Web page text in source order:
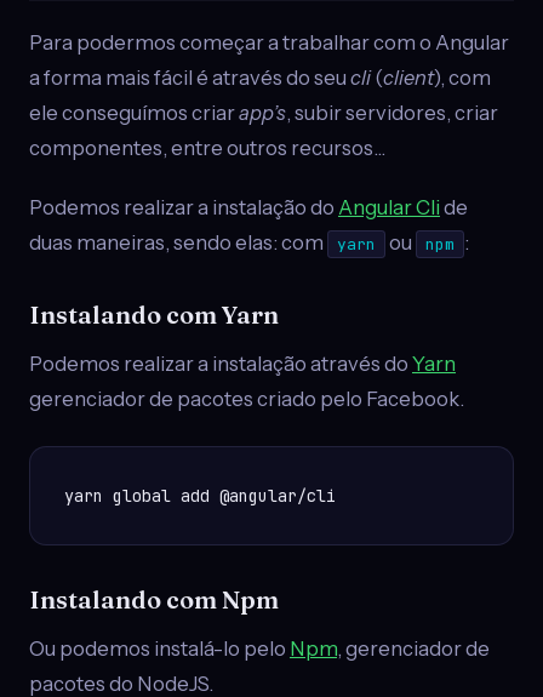
Para podermos começar a trabalhar com o Angular
a forma mais fácil é através do seu cli(client), com
ele conseguímos criarapp’s, subir servidores, criar
componentes, entre outros recursos…
Podemos realizar a instalação do Angular Cli de
duas maneiras, sendo elas: com
yarn ou npm :
Instalando com Yarn
Podemos realizar a instalação através do Yarn
gerenciador de pacotes criado pelo Facebook.
yarn global add @angular/cli
Instalando com Npm
Ou podemos instalá-lo pelo Npm, gerenciador de
pacotes do NodeJS.